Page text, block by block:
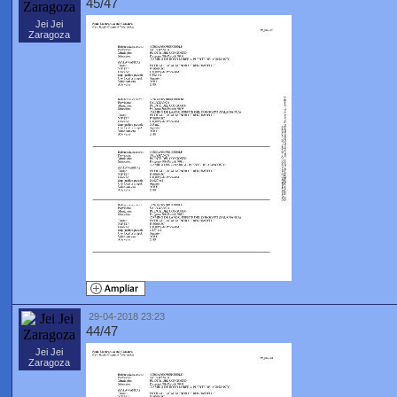
Jei Jei
Zaragoza
45/47
Jei Jei
Zaragoza
29-04-2018 23:23
44/47